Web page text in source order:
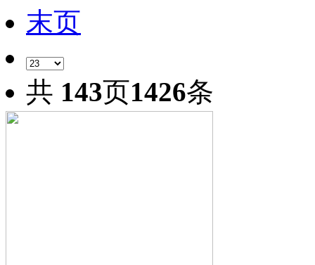
末页
共 143页1426条